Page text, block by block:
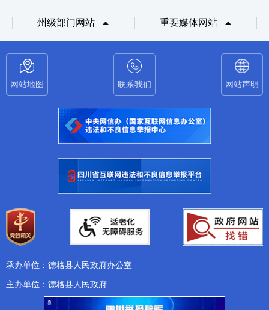
州级部门网站 重要媒体网站
网站地图 联系我们 网站声明
承办单位：德格县人民政府办公室
主办单位：德格县人民政府